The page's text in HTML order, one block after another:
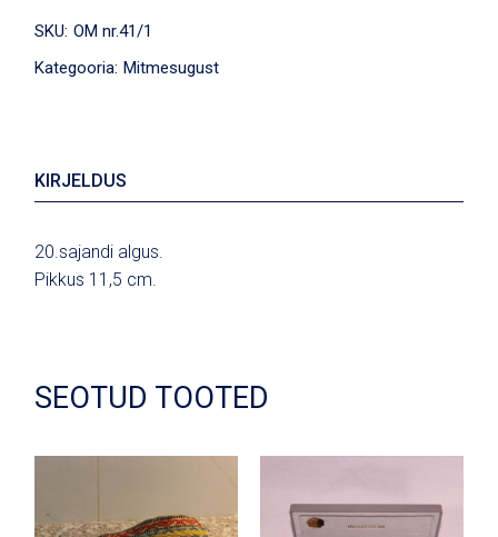
SKU: OM nr.41/1
Kategooria: Mitmesugust
KIRJELDUS
20.sajandi algus.
Pikkus 11,5 cm.
SEOTUD TOOTED